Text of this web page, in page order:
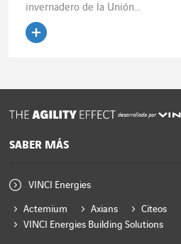
invernadero de la Unión...
desarrollado por
SABER MÁS
VINCI Energies
Actemium Axians Citeos
VINCI Energies Building Solutions